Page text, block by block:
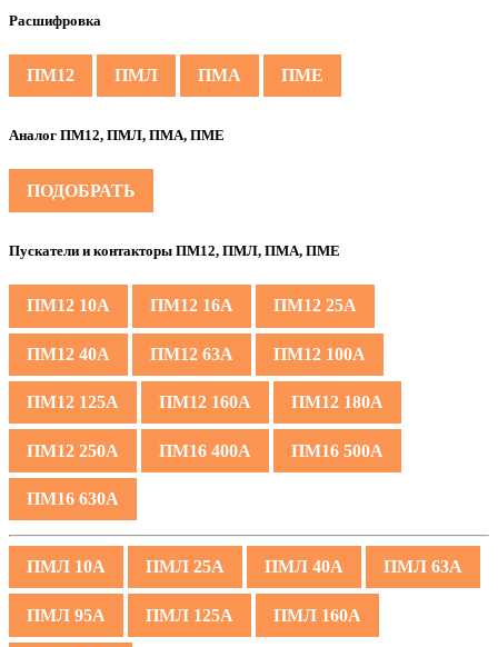
Расшифровка
ПМ12 ПМЛ ПМА ПМЕ
Аналог ПМ12, ПМЛ, ПМА, ПМЕ
ПОДОБРАТЬ
Пускатели и контакторы ПМ12, ПМЛ, ПМА, ПМЕ
ПМ12 10А ПМ12 16А ПМ12 25А
ПМ12 40А ПМ12 63А ПМ12 100А
ПМ12 125А ПМ12 160А ПМ12 180А
ПМ12 250А ПМ16 400А ПМ16 500А
ПМ16 630А
ПМЛ 10А ПМЛ 25А ПМЛ 40А ПМЛ 63А
ПМЛ 95А ПМЛ 125А ПМЛ 160А